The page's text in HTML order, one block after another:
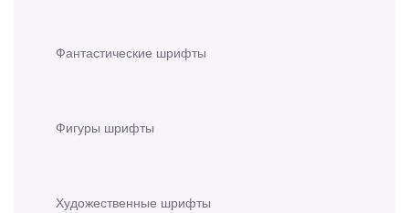
Фантастические шрифты
Фигуры шрифты
Художественные шрифты